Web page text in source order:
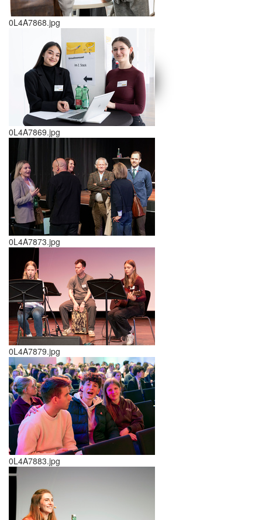
schließen X
<< >>
0L4A7868.jpg
0L4A7869.jpg
0L4A7873.jpg
0L4A7879.jpg
0L4A7883.jpg